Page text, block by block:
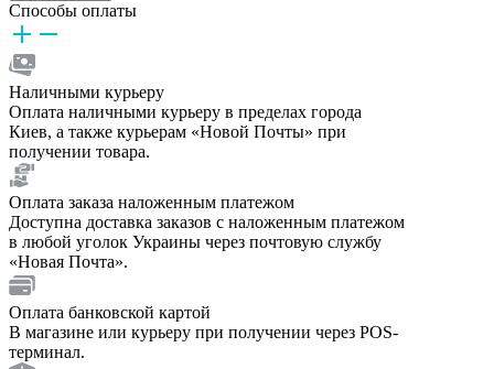
Способы оплаты
Наличными курьеру
Оплата наличными курьеру в пределах города
Киев, а также курьерам «Новой Почты» при
получении товара.
Оплата заказа наложенным платежом
Доступна доставка заказов с наложенным платежом
в любой уголок Украины через почтовую службу
«Новая Почта».
Оплата банковской картой
В магазине или курьеру при получении через POS-
терминал.